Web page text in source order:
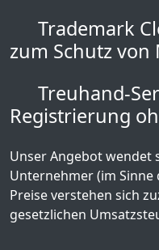
Trademark
zum Schutz
Treuhand-
Registrierung
Unser Angebot wendet
Unternehmer (im Sinne
Preise verstehen sich
gesetzlichen